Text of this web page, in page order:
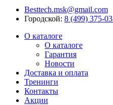
Besttech.msk@gmail.com
Городской: 8 (499) 375-
О каталоге
О каталоге
Гарантия
Новости
Доставка и оплата
Тренинги
Контакты
Акции